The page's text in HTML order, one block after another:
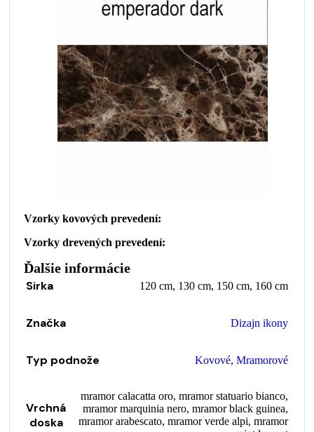
Vzorky kovových prevedení:
Vzorky drevených prevedení:
Ďalšie informácie
Sirka 120 cm, 130 cm, 150 cm, 160 cm
Značka Dizajn ikony
Typ podnože Kovové, Mramorové
Vrchná
doska
mramor calacatta oro, mramor statuario bianco,
mramor marquinia nero, mramor black guinea,
mramor arabescato, mramor verde alpi, mramor